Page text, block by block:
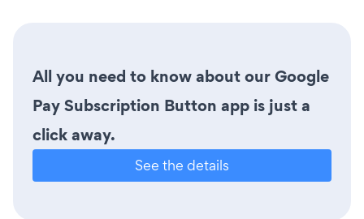
All you need to know about our Google
Pay Subscription Button app is just a
click away.
See the details